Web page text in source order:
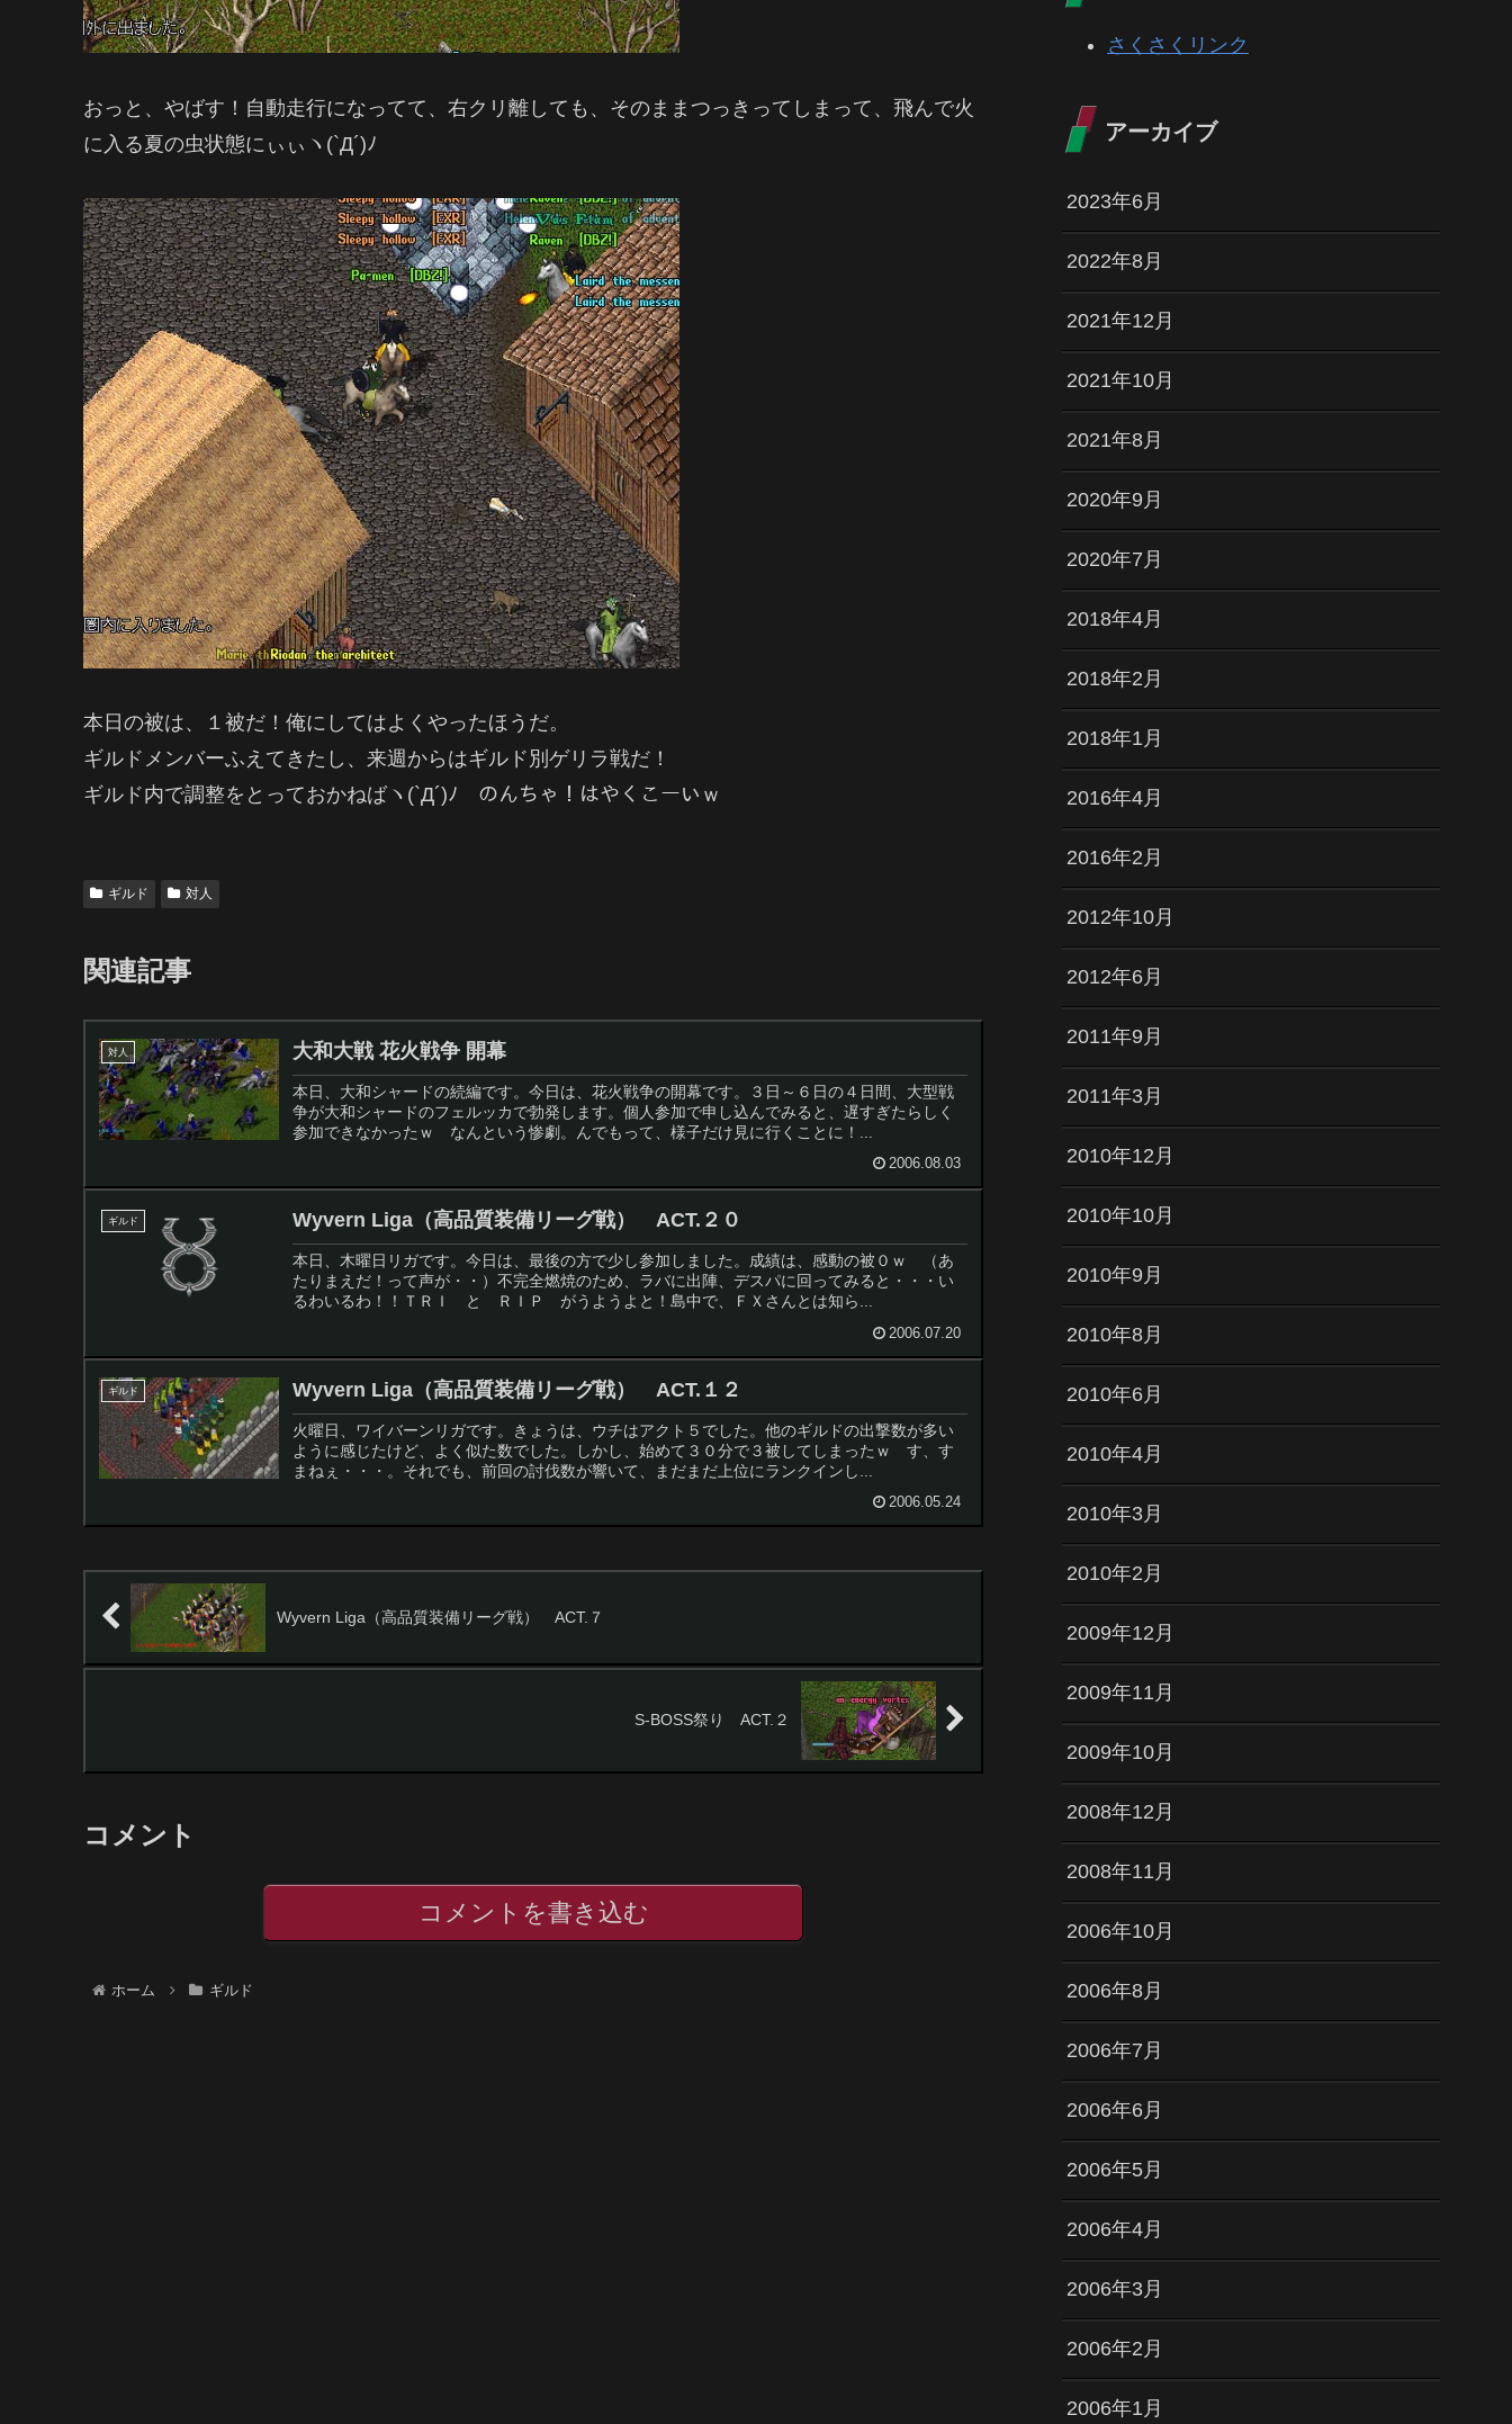
おっと、やばす！自動走行になってて、右クリ離しても、そのままつっきってしまって、飛んで火
に入る夏の虫状態にぃぃヽ(`Д´)ﾉ
本日の被は、１被だ！俺にしてはよくやったほうだ。
ギルドメンバーふえてきたし、来週からはギルド別ゲリラ戦だ！
ギルド内で調整をとっておかねばヽ(`Д´)ﾉ のんちゃ！はやくこーいｗ
ギルド 対人
関連記事
対人 大和大戦 花火戦争 開幕
本日、大和シャードの続編です。今日は、花火戦争の開幕です。３日～６日の４日間、大型戦
争が大和シャードのフェルッカで勃発します。個人参加で申し込んでみると、遅すぎたらしく
参加できなかったｗ なんという惨劇。んでもって、様子だけ見に行くことに！...
2006.08.03
ギルド Wyvern Liga（高品質装備リーグ戦） ACT.２０
本日、木曜日リガです。今日は、最後の方で少し参加しました。成績は、感動の被０ｗ （あ
たりまえだ！って声が・・）不完全燃焼のため、ラバに出陣、デスパに回ってみると・・・い
るわいるわ！！ＴＲＩ と ＲＩＰ がうようよと！島中で、ＦＸさんとは知ら...
2006.07.20
ギルド Wyvern Liga（高品質装備リーグ戦） ACT.１２
火曜日、ワイバーンリガです。きょうは、ウチはアクト５でした。他のギルドの出撃数が多い
ように感じたけど、よく似た数でした。しかし、始めて３０分で３被してしまったｗ す、す
まねぇ・・・。それでも、前回の討伐数が響いて、まだまだ上位にランクインし...
2006.05.24
Wyvern Liga（高品質装備リーグ戦） ACT.７
S-BOSS祭り ACT.２
コメント
コメントを書き込む
ホーム ギルド
さくさくリンク
アーカイブ
2023年6月
2022年8月
2021年12月
2021年10月
2021年8月
2020年9月
2020年7月
2018年4月
2018年2月
2018年1月
2016年4月
2016年2月
2012年10月
2012年6月
2011年9月
2011年3月
2010年12月
2010年10月
2010年9月
2010年8月
2010年6月
2010年4月
2010年3月
2010年2月
2009年12月
2009年11月
2009年10月
2008年12月
2008年11月
2006年10月
2006年8月
2006年7月
2006年6月
2006年5月
2006年4月
2006年3月
2006年2月
2006年1月